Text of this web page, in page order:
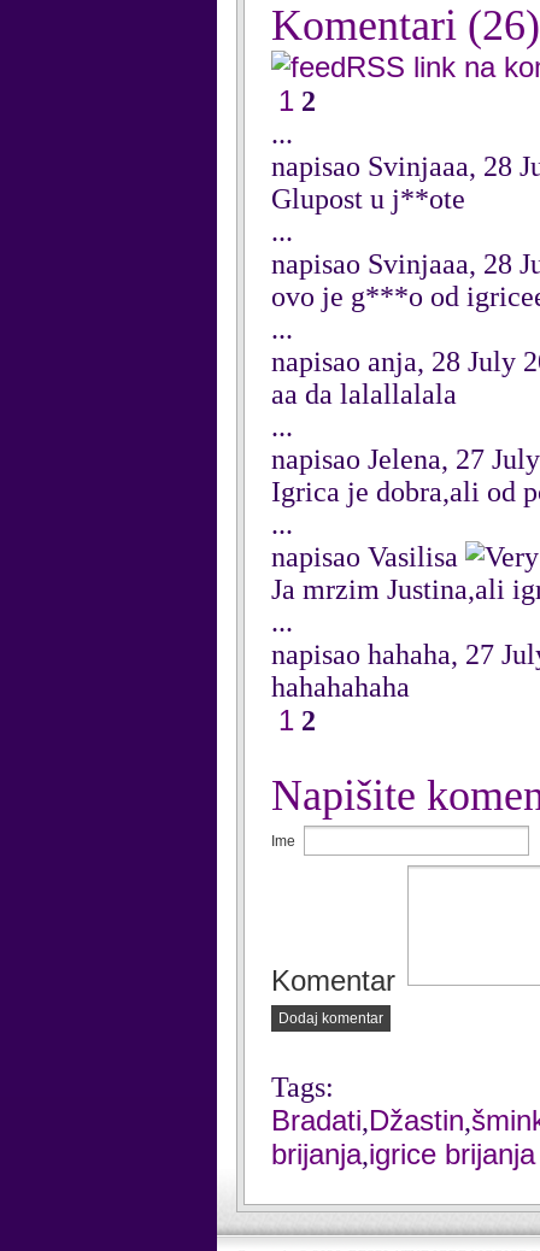
Komentari (26)
RSS link na
1 2
...
napisao Svinjaaa, 28
Glupost u j**ote
...
napisao Svinjaaa, 28
ovo je g***o od
...
napisao anja, 28 July
aa da lalallalala
...
napisao Jelena, 27
Igrica je dobra,ali od
...
napisao Vasilisa
Ja mrzim Justina,ali
...
napisao hahaha, 27
hahahahaha
1 2
Napišite
Ime
Komentar
Dodaj komentar
Tags:
Bradati,Džastin,
brijanja,igrice brijanja